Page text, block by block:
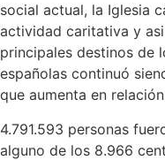
social actual, la Iglesia
actividad caritativa y
principales destinos de
españolas continuó
que aumenta en
4.791.593 personas
alguno de los 8.966